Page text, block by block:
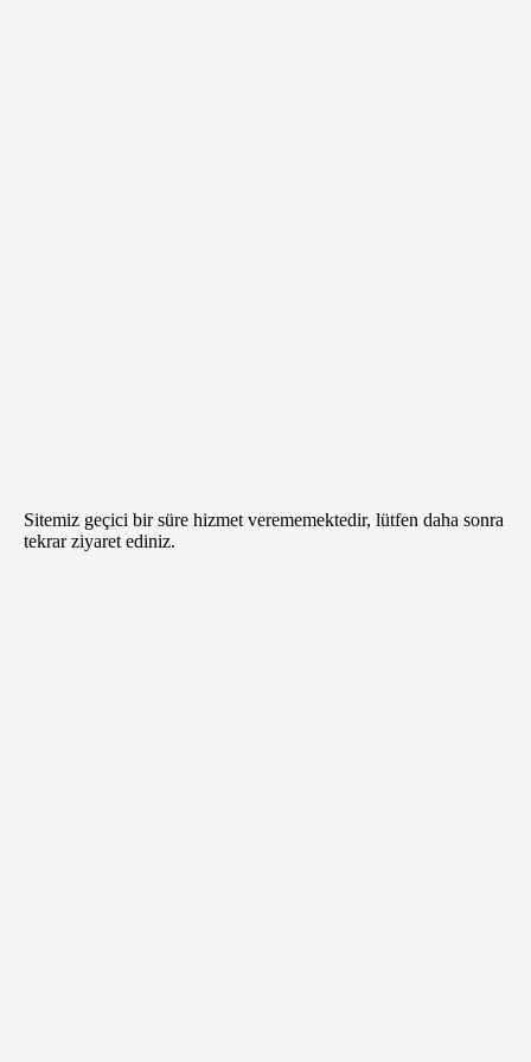
Sitemiz geçici bir süre hizmet verememektedir, lütfen daha sonra
tekrar ziyaret ediniz.